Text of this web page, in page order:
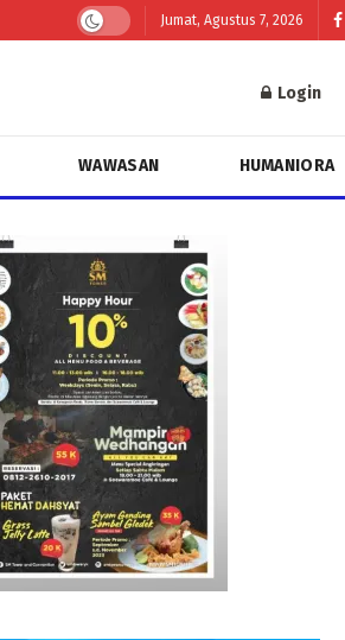
Jumat, Agustus 7, 2026
Login
WAWASAN HUMANIORA